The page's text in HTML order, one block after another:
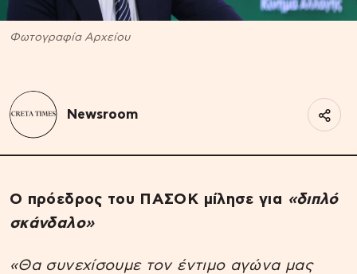
Φωτογραφία Αρχείου
Newsroom
Ο πρόεδρος του ΠΑΣΟΚ μίλησε για «διπλό
σκάνδαλο»
«Θα συνεχίσουμε τον έντιμο αγώνα μας